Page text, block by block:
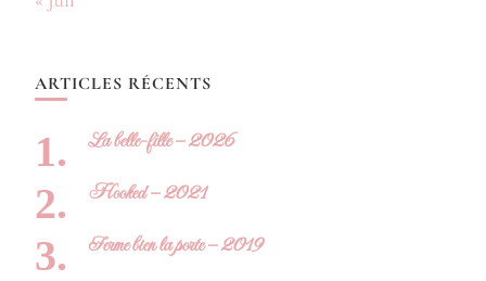
ARTICLES RÉCENTS
La belle-fille – 2026
Hooked – 2021
Ferme bien la porte – 2019